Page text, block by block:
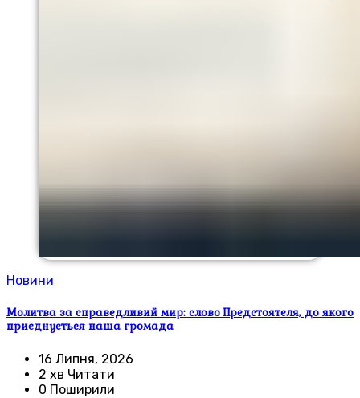
Новини
Молитва за справедливий мир: слово Предстоятеля, до якого
приєднується наша громада
16 Липня, 2026
2 хв Читати
0 Поширили